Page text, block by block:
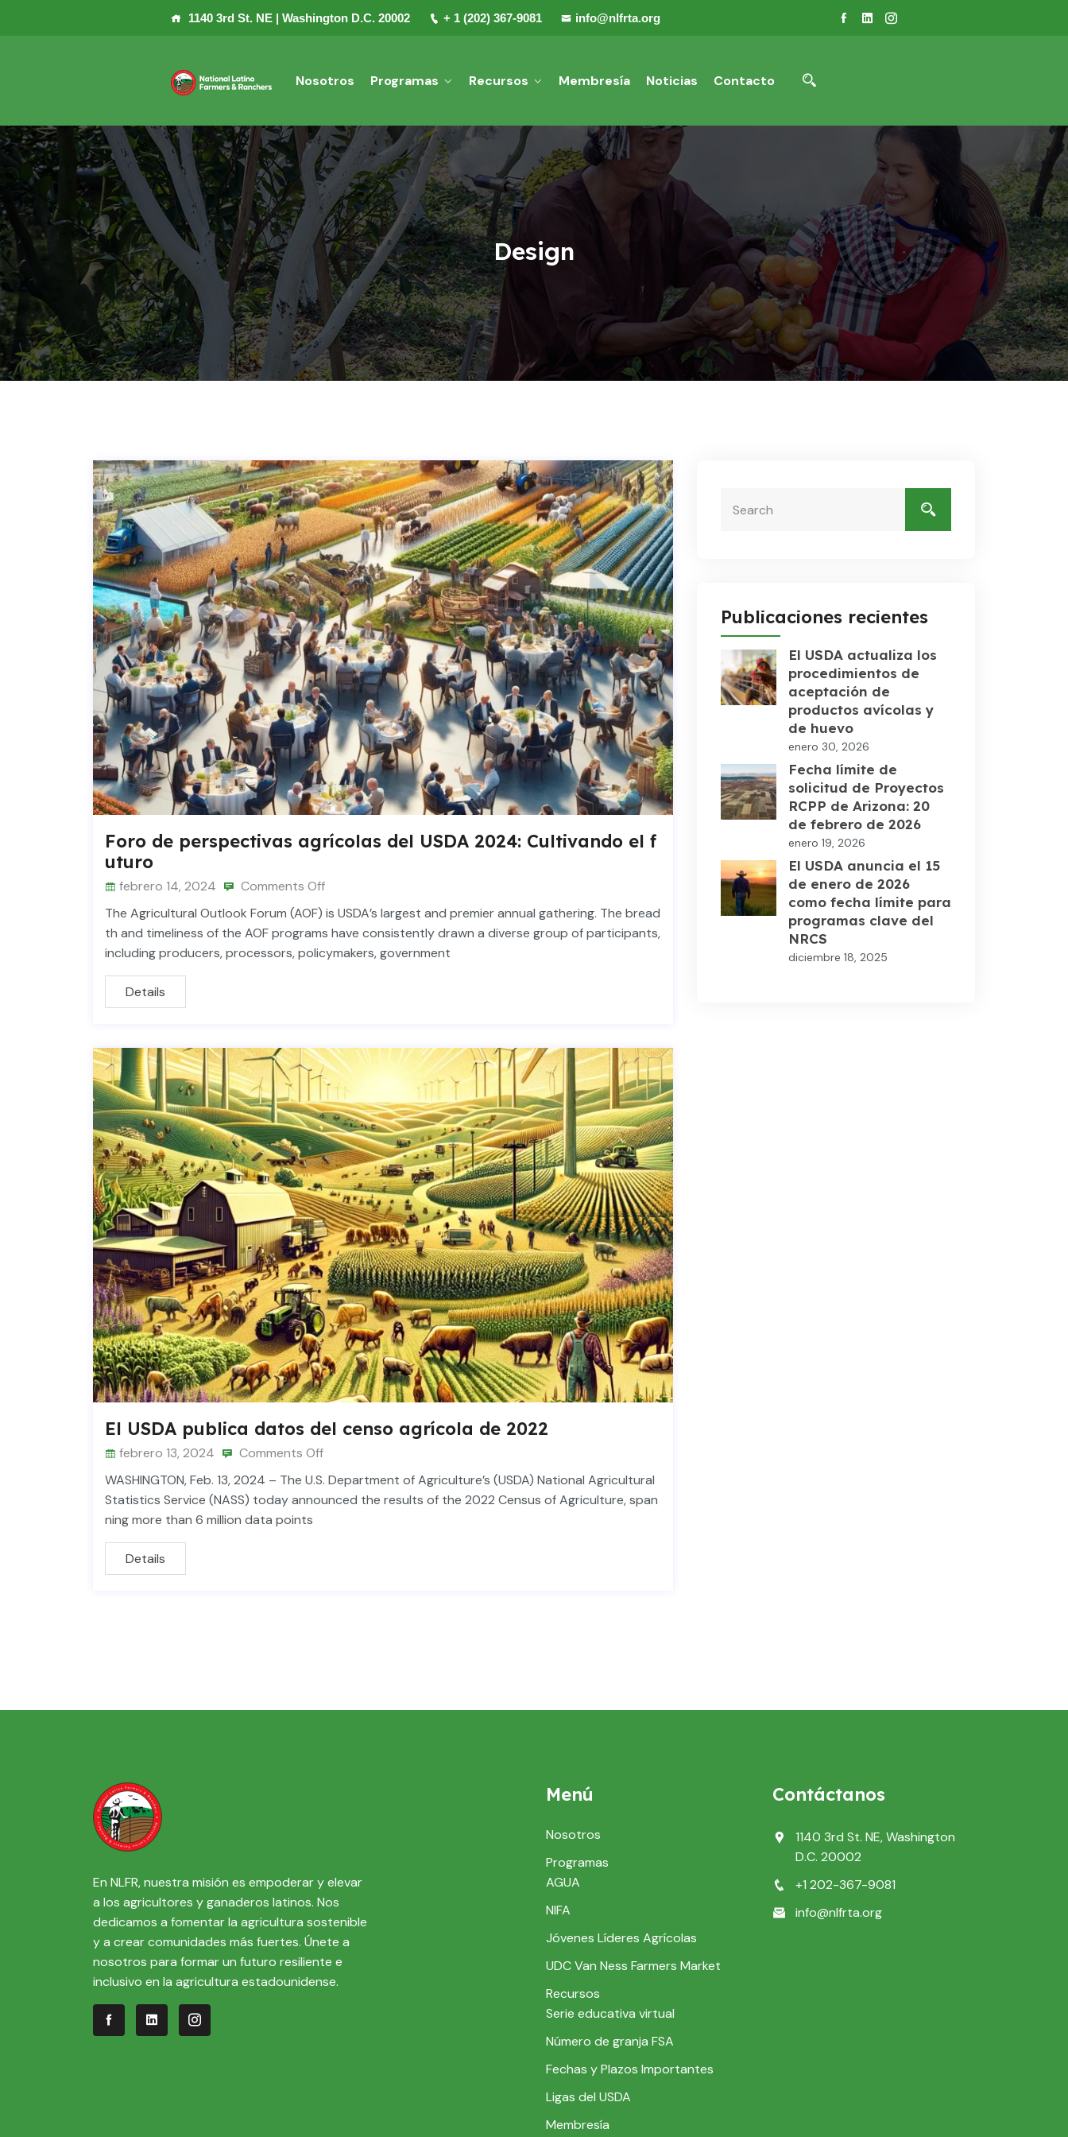
1140 3rd St. NE | Washington D.C. 20002 + 1 (202) 367-9081 info@nlfrta.org
Nosotros Programas Recursos Membresía Noticias Contacto
Design
Foro de perspectivas agrícolas del USDA 2024: Cultivando el f
uturo
febrero 14, 2024
Comments Off
The Agricultural Outlook Forum (AOF) is USDA’s largest and premier annual gathering. The bread
th and timeliness of the AOF programs have consistently drawn a diverse group of participants,
including producers, processors, policymakers, government
Details
El USDA publica datos del censo agrícola de 2022
febrero 13, 2024
Comments Off
WASHINGTON, Feb. 13, 2024 – The U.S. Department of Agriculture’s (USDA) National Agricultural
Statistics Service (NASS) today announced the results of the 2022 Census of Agriculture, span
ning more than 6 million data points
Details
Publicaciones recientes
El USDA actualiza los
procedimientos de
aceptación de
productos avícolas y
de huevo
enero 30, 2026
Fecha límite de
solicitud de Proyectos
RCPP de Arizona: 20
de febrero de 2026
enero 19, 2026
El USDA anuncia el 15
de enero de 2026
como fecha límite para
programas clave del
NRCS
diciembre 18, 2025
En NLFR, nuestra misión es empoderar y elevar
a los agricultores y ganaderos latinos. Nos
dedicamos a fomentar la agricultura sostenible
y a crear comunidades más fuertes. Únete a
nosotros para formar un futuro resiliente e
inclusivo en la agricultura estadounidense.
Menú
Nosotros
Programas
AGUA
NIFA
Jóvenes Líderes Agrícolas
UDC Van Ness Farmers Market
Recursos
Serie educativa virtual
Número de granja FSA
Fechas y Plazos Importantes
Ligas del USDA
Membresía
Contáctanos
1140 3rd St. NE, Washington
D.C. 20002
+1 202-367-9081
info@nlfrta.org